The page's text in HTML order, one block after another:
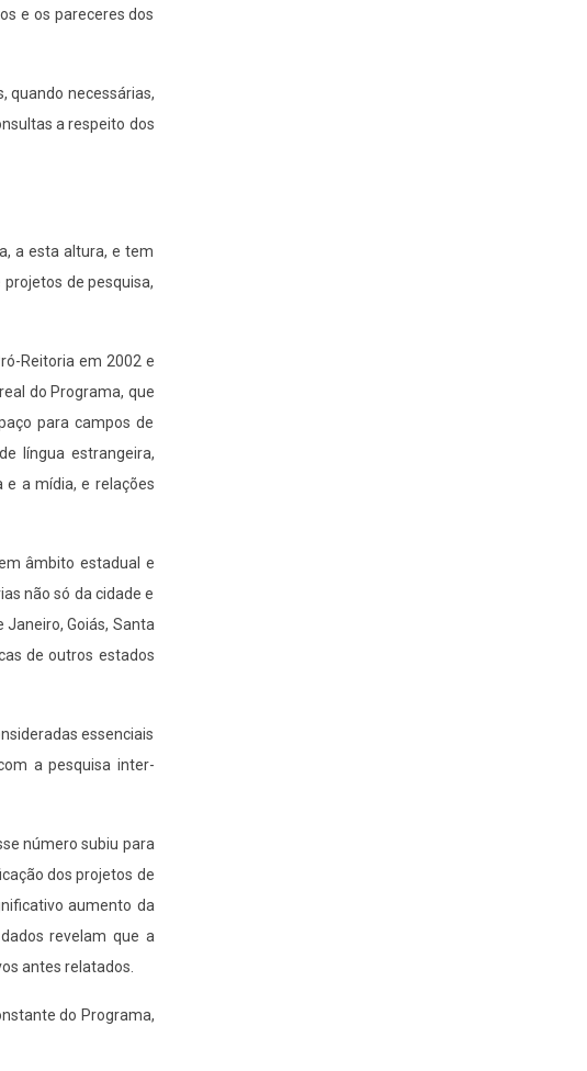
e os pareceres dos
quando necessárias,
a respeito dos
a esta altura, e tem
de pesquisa,
Reitoria em 2002 e
do Programa, que
para campos de
língua estrangeira,
e a mídia, e relações
âmbito estadual e
não só da cidade e
Janeiro, Goiás, Santa
de outros estados
essenciais
a pesquisa inter-
número subiu para
dos projetos de
aumento da
revelam que a
antes relatados.
do Programa,